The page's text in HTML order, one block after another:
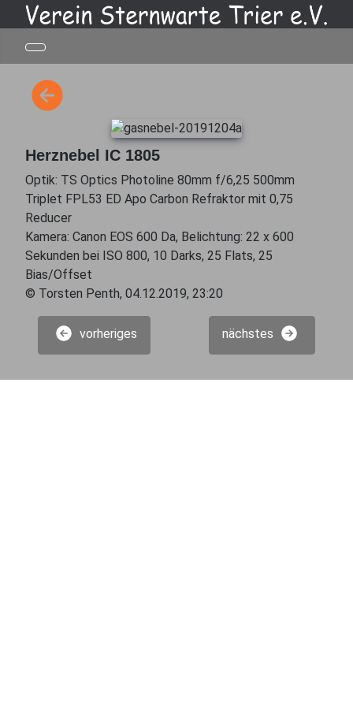
Herznebel IC 1805
Optik: TS Optics Photoline 80mm f/6,25 500mm
Triplet FPL53 ED Apo Carbon Refraktor mit 0,75
Reducer
Kamera: Canon EOS 600 Da, Belichtung: 22 x 600
Sekunden bei ISO 800, 10 Darks, 25 Flats, 25
Bias/Offset
© Torsten Penth, 04.12.2019, 23:20
vorheriges nächstes